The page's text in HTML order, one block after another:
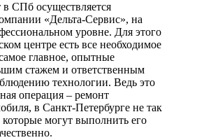
СПб осуществляется
«Дельта-Сервис», на
уровне. Для этого
центре есть все необходимое
главное, опытные
стажем и ответственным
технологии. Ведь это
операция – ремонт
в Санкт-Петербурге не так
могут выполнить его